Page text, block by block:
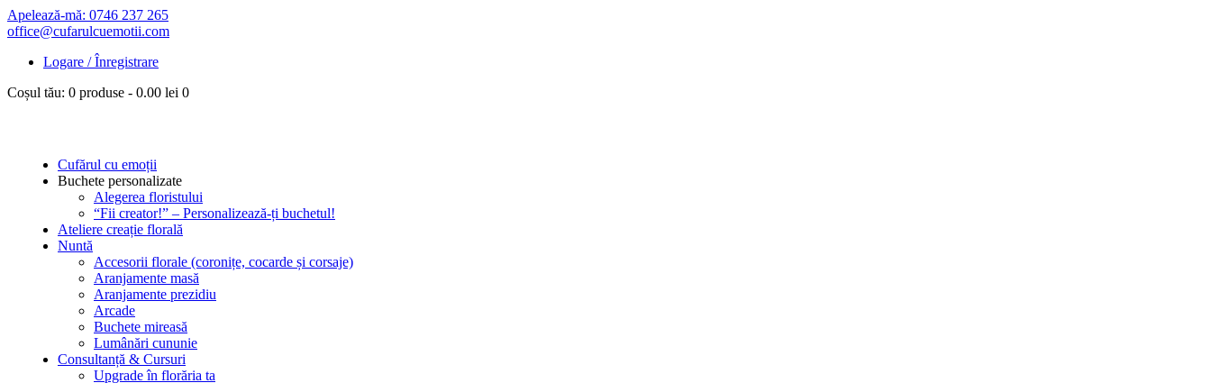
Apelează-mă: 0746 237 265
office@cufarulcuemotii.com
Logare / Înregistrare
Coșul tău: 0 produse - 0.00 lei 0
Cufărul cu emoții
Buchete personalizate
Alegerea floristului
“Fii creator!” – Personalizează-ți buchetul!
Ateliere creație florală
Nuntă
Accesorii florale (coronițe, cocarde și corsaje)
Aranjamente masă
Aranjamente prezidiu
Arcade
Buchete mireasă
Lumânări cununie
Consultanță & Cursuri
Upgrade în florăria ta